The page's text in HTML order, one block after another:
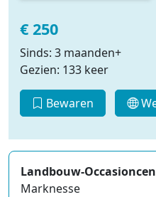
€ 250
Sinds: 3 maanden+
Gezien: 133 keer
Bewaren
Landbouw-
Marknesse